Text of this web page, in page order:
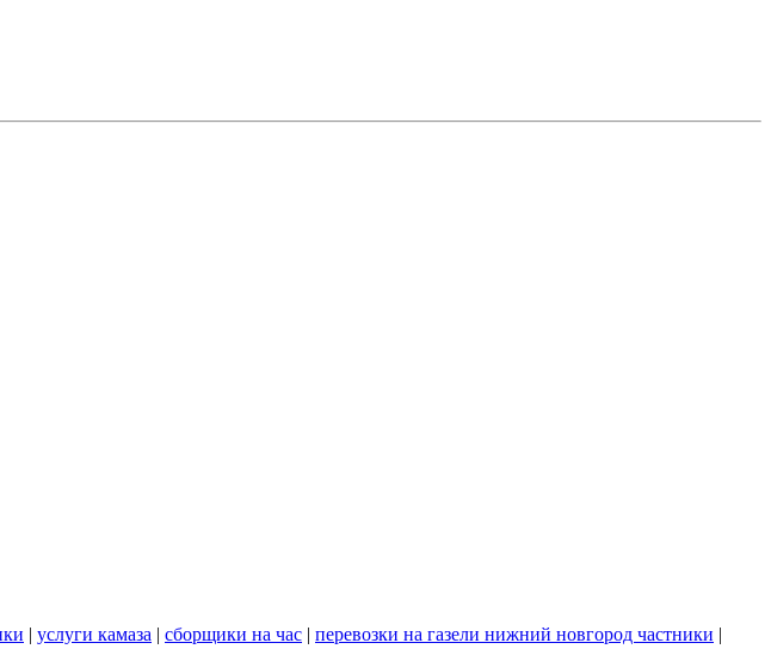
| услуги камаза | сборщики на час | перевозки на газели нижний новгород частники |